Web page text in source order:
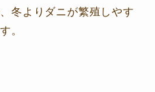
冬よりダニが繁殖しやす
。